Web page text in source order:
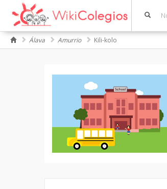
Álava Amurrio Kili-kolo